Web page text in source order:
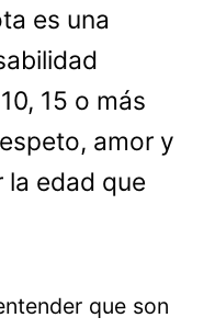
es una
15 o más
amor y
edad que
que son